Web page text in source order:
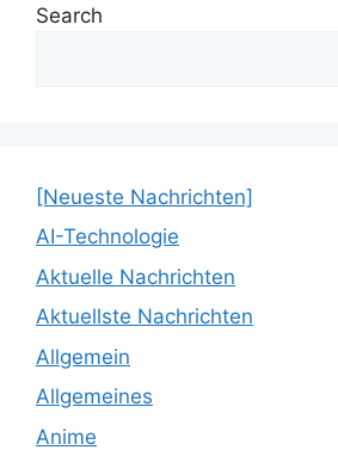
Search
[Neueste Nachrichten]
AI-Technologie
Aktuelle Nachrichten
Aktuellste Nachrichten
Allgemein
Allgemeines
Anime